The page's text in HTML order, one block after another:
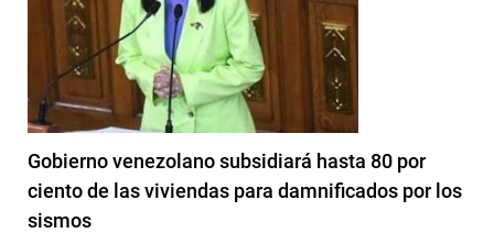
Gobierno venezolano subsidiará hasta 80 por
ciento de las viviendas para damnificados por los
sismos